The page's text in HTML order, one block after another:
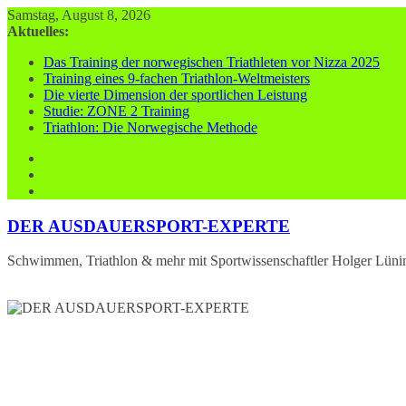
Zum
Inhalt
Samstag, August 8, 2026
Aktuelles:
Das Training der norwegischen Triathleten vor Nizza 2025
Training eines 9-fachen Triathlon-Weltmeisters
Die vierte Dimension der sportlichen Leistung
Studie: ZONE 2 Training
Triathlon: Die Norwegische Methode
DER AUSDAUERSPORT-EXPERTE
Schwimmen, Triathlon & mehr mit Sportwissenschaftler Holger